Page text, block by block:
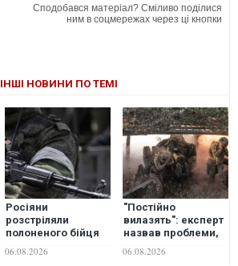
Сподобався матеріал? Сміливо поділися
ним в соцмережах через ці кнопки
ІНШІ НОВИНИ ПО ТЕМІ
Росіяни
розстріляли
полоненого бійця
ЗСУ біля
Волновахи:
06.08.2026
"Постійно
вилазять": експерт
назвав проблеми,
які накопичилися в
армії за Сирського
06.08.2026